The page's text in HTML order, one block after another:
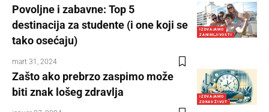
IZDVAJAMO
ZANIMLJIVOSTI
Povoljne i zabavne: Top 5
destinacija za studente (i one koji se
tako osećaju)
mart 31, 2024
IZDVAJAMO
ZDRAV ŽIVOT
Zašto ako prebrzo zaspimo može
biti znak lošeg zdravlja